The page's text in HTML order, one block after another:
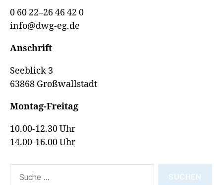
0 60 22–26 46 42 0
info@dwg-eg.de
Anschrift
Seeblick 3
63868 Großwallstadt
Montag-Freitag
10.00-12.30 Uhr
14.00-16.00 Uhr
nach: